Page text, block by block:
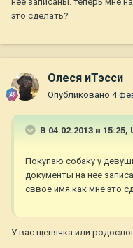
это сделать?
Олеся иТэсси
Опубликовано 4
В 04.02.2013 в
Покупаю собаку у
документы на нее
сввое имя как мне это
У вас щенячка или